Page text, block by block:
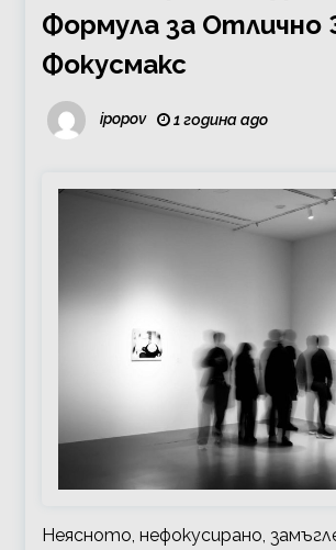
Формула за Отлично
Фокусмакс
ipopov 1 година ago
Неясното, нефокусирано,